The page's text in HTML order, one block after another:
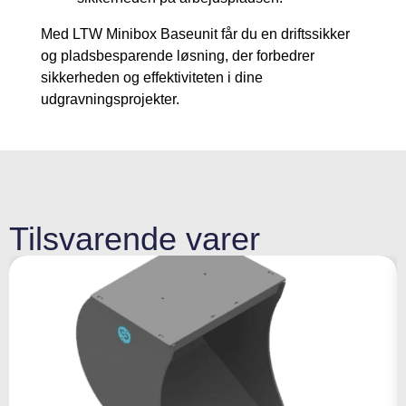
Med LTW Minibox Baseunit får du en driftssikker
og pladsbesparende løsning, der forbedrer
sikkerheden og effektiviteten i dine
udgravningsprojekter.
Tilsvarende varer